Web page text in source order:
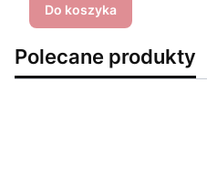
Do koszyka
Polecane produkty